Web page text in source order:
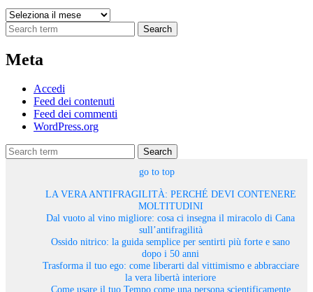
Archivi
Search
Meta
Accedi
Feed dei contenuti
Feed dei commenti
WordPress.org
Search
go to top
LA VERA ANTIFRAGILITÀ: PERCHÉ DEVI CONTENERE
MOLTITUDINI
Dal vuoto al vino migliore: cosa ci insegna il miracolo di Cana
sull’antifragilità
Ossido nitrico: la guida semplice per sentirti più forte e sano
dopo i 50 anni
Trasforma il tuo ego: come liberarti dal vittimismo e abbracciare
la vera libertà interiore
Come usare il tuo Tempo come una persona scientificamente